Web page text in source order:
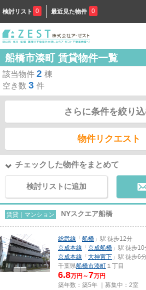
検討リスト 0 最近見た物件 0
船橋市湊町 賃貸物件一覧
該当物件 2 棟
空き数 3 件
さらに条件を絞り
物件リクエスト
チェックした物件をまとめて
検討リストに追加
賃貸｜マンション NYスクエア船橋
総武線 「 船橋 」駅 徒歩12分
京成本線 「 京成船橋 」駅 徒歩10
京成本線 「 大神宮下 」駅 徒歩6
千葉県船橋市湊町 １丁目
6.8万円～7万円
築年数：築5年 ｜募集中： 2室